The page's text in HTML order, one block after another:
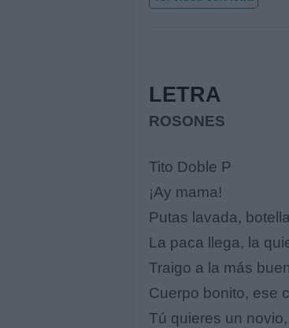
LETRA
ROSONES
Tito Doble P
¡Ay mama!
Putas lavada,
La paca llega, la
Traigo a la más
Cuerpo bonito, ese
Tú quieres un